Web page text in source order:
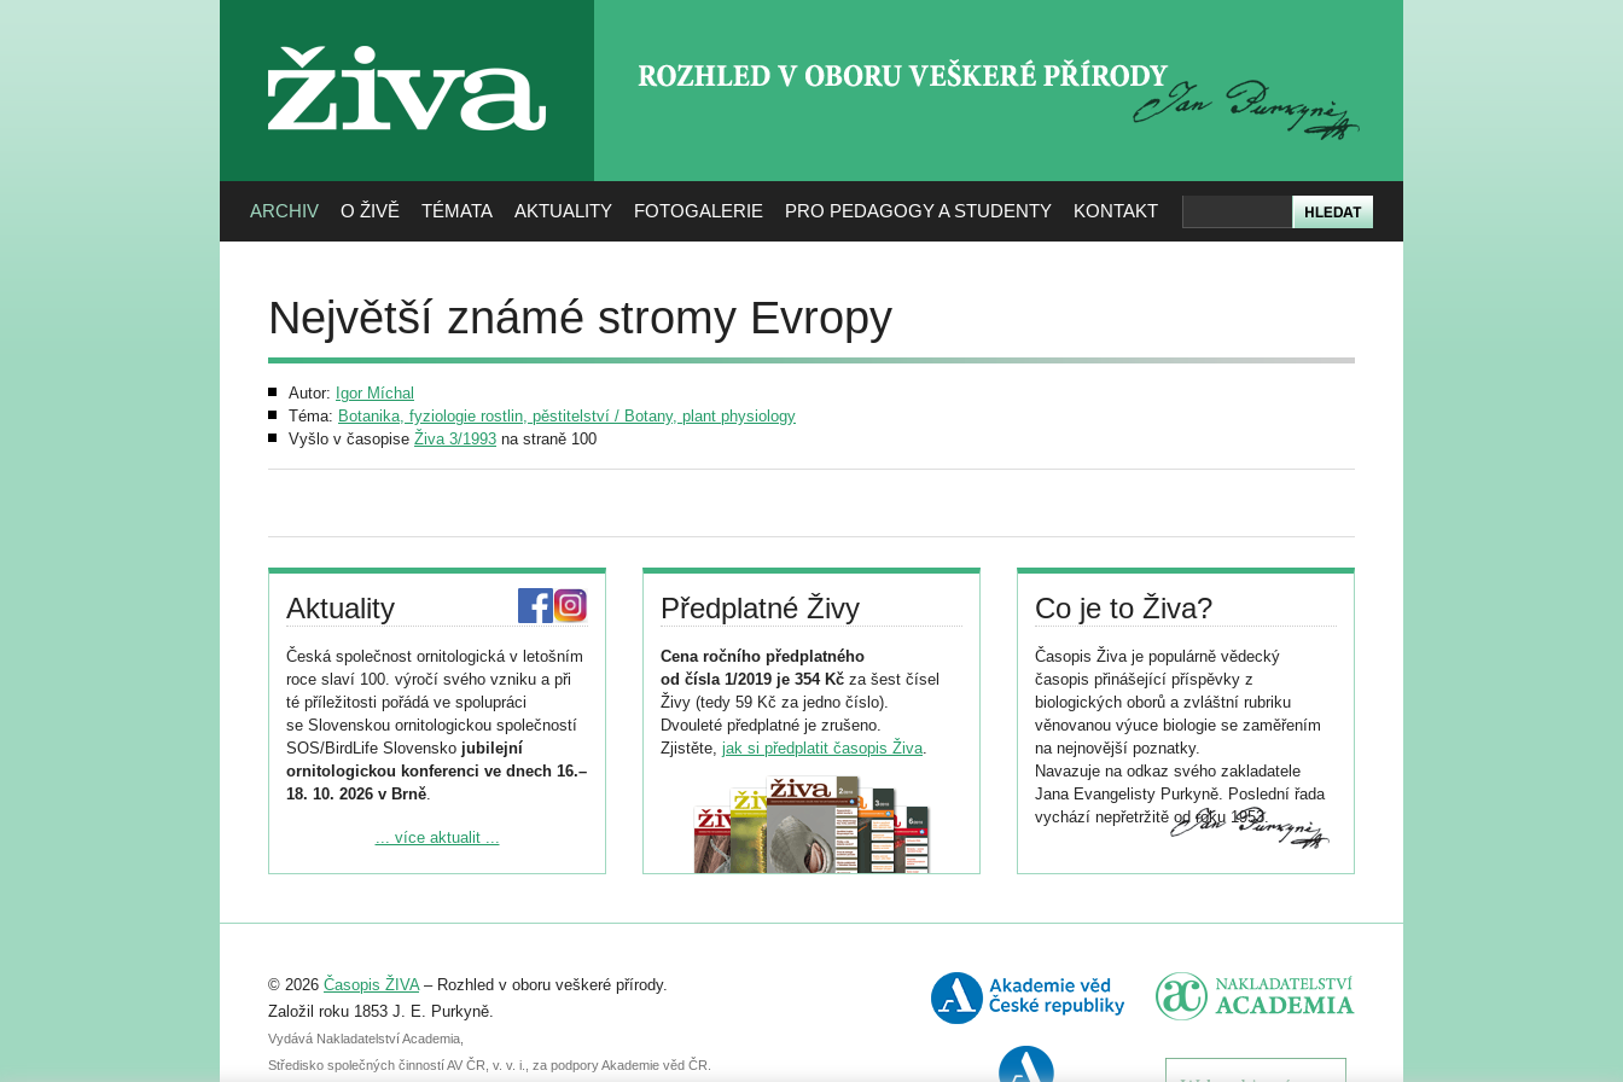
živa
ARCHIV O ŽIVĚ TÉMATA AKTUALITY FOTOGALERIE PRO PEDAGOGY A STUDENTY KONTAKT
Největší známé stromy Evropy
Autor: Igor Míchal
Téma: Botanika, fyziologie rostlin, pěstitelství / Botany, plant physiology
Vyšlo v časopise Živa 3/1993 na straně 100
Aktuality
Česká společnost ornitologická v letošním
roce slaví 100. výročí svého vzniku a při
té příležitosti pořádá ve spolupráci
se Slovenskou ornitologickou společností
SOS/BirdLife Slovensko jubilejní
ornitologickou konferenci ve dnech 16.–
18. 10. 2026 v Brně.
Podrobnější informace ke konferenci
Registrovat se můžete do 6. září.
abstraktu přihlášené přednášky nebo
posteru je už 30. června.
... více aktualit ...
Předplatné Živy
Cena ročního předplatného
od čísla 1/2019 je 354 Kč za šest čísel
Živy (tedy 59 Kč za jedno číslo).
Dvouleté předplatné je zrušeno.
Zjistěte, jak si předplatit časopis Živa.
Co je to Živa?
Časopis Živa je populárně vědecký
časopis přinášející příspěvky z
biologických oborů a zvláštní rubriku
věnovanou výuce biologie se zaměřením
na nejnovější poznatky.
Navazuje na odkaz svého zakladatele
Jana Evangelisty Purkyně. Poslední řada
vychází nepřetržitě od roku 1953.
© 2026 Časopis ŽIVA– Rozhled v oboru veškeré přírody.
Založil roku 1853 J. E. Purkyně.
Vydává Nakladatelství Academia,
Středisko společných činností AV ČR, v. v. i., za podpory Akademie věd ČR.